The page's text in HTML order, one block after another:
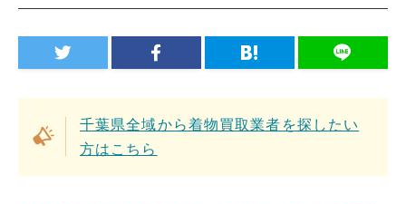
千葉県全域から着物買取業者を探したい
方はこちら